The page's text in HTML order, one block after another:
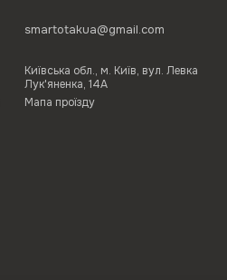
smartotakua@gmail.com
Київська обл., м. Київ, вул. Левка
Лук'яненка, 14А
Мапа проїзду